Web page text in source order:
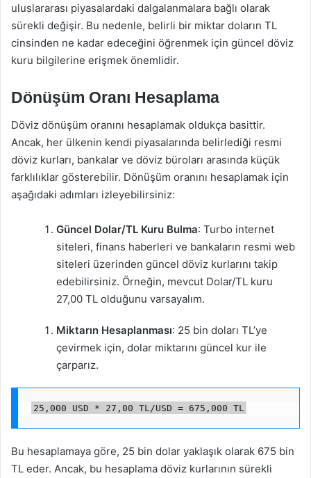
uluslararası piyasalardaki dalgalanmalara bağlı olarak
sürekli değişir. Bu nedenle, belirli bir miktar doların TL
cinsinden ne kadar edeceğini öğrenmek için güncel döviz
kuru bilgilerine erişmek önemlidir.
Dönüşüm Oranı Hesaplama
Döviz dönüşüm oranını hesaplamak oldukça basittir.
Ancak, her ülkenin kendi piyasalarında belirlediği resmi
döviz kurları, bankalar ve döviz büroları arasında küçük
farklılıklar gösterebilir. Dönüşüm oranını hesaplamak için
aşağıdaki adımları izleyebilirsiniz:
Güncel Dolar/TL Kuru Bulma: Turbo internet
siteleri, finans haberleri ve bankaların resmi web
siteleri üzerinden güncel döviz kurlarını takip
edebilirsiniz. Örneğin, mevcut Dolar/TL kuru
27,00 TL olduğunu varsayalım.
Miktarın Hesaplanması: 25 bin doları TL’ye
çevirmek için, dolar miktarını güncel kur ile
çarparız.
25,000 USD * 27,00 TL/USD = 675,000 TL
Bu hesaplamaya göre, 25 bin dolar yaklaşık olarak 675 bin
TL eder. Ancak, bu hesaplama döviz kurlarının sürekli